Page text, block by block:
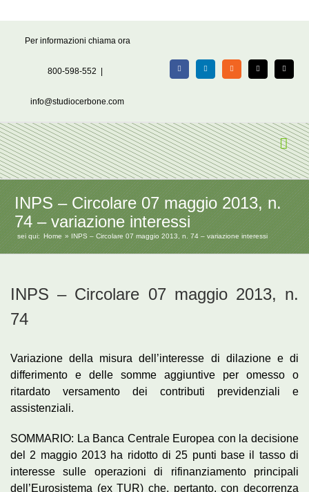
Per informazioni chiama ora
800-598-552
info@studiocerbone.com
FacebookLinkedIn Rss X Email
INPS – Circolare 07 maggio 2013, n.
74 – variazione interessi
sei qui: Home INPS – Circolare 07 maggio 2013, n. 74 – variazione interessi
INPS – Circolare 07 maggio 2013, n.
74
Variazione della misura dell’interesse di dilazione e di
differimento e delle somme aggiuntive per omesso o
ritardato versamento dei contributi previdenziali e
assistenziali.
SOMMARIO: La Banca Centrale Europea con la decisione
del 2 maggio 2013 ha ridotto di 25 punti base il tasso di
interesse sulle operazioni di rifinanziamento principali
dell’Eurosistema (ex TUR) che, pertanto, con decorrenza